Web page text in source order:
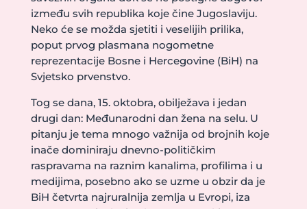
između svih republika koje čine Jugoslaviju.
Neko će se možda sjetiti i veselijih prilika,
poput prvog plasmana nogometne
reprezentacije Bosne i Hercegovine (BiH) na
Svjetsko prvenstvo.
Tog se dana, 15. oktobra, obilježava i jedan
drugi dan: Međunarodni dan žena na selu. U
pitanju je tema mnogo važnija od brojnih koje
inače dominiraju dnevno-političkim
raspravama na raznim kanalima, profilima i u
medijima, posebno ako se uzme u obzir da je
BiH četvrta najruralnija zemlja u Evropi, iza